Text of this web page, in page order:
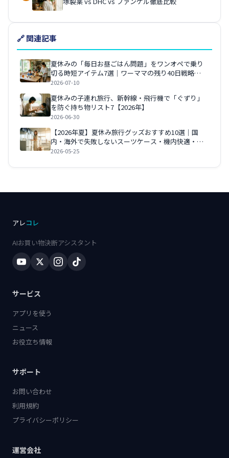
🔗 関連記事
夏休みの「毎日お昼ごはん問題」をワンオペで乗り
切る時短アイテム7選｜ワーママの残り40日戦略
【2026年】
2026-07-10
夏休みの子連れ旅行、新幹線・飛行機で「ぐずり」
を防ぐ持ち物リスト7【2026年】
2026-06-30
【2026年夏】夏休み旅行グッズおすすめ10選｜国
内・海外で失敗しないスーツケース・機内快適・防
犯アイテム完全ガイド
2026-05-25
アレコレ
AIお買い物決断アシスタント
サービス
アプリを使う
ニュース
お役立ち情報
サポート
お問い合わせ
利用規約
プライバシーポリシー
運営会社